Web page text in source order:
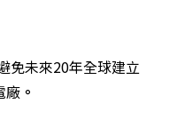
免未來20年全球建立
廠 。